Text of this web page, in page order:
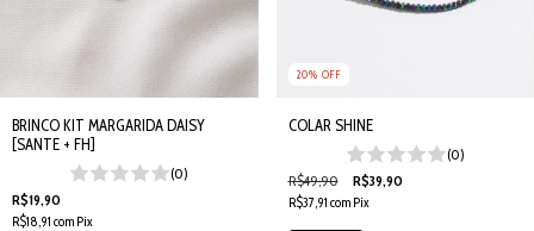
BRINCO KIT MARGARIDA DAISY
[SANTE + FH]
(0)
R$19,90
R$18,91 com Pix
20% OFF
COLAR SHINE
(0)
R$49,90
R$39,90
R$37,91 com Pix